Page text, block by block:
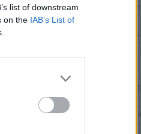
list of downstream
on the IAB’s List of
BOCADILLOS Y
DULCES TÍPICOS DE